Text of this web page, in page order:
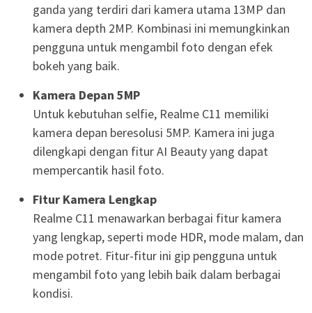
ganda yang terdiri dari kamera utama 13MP dan
kamera depth 2MP. Kombinasi ini memungkinkan
pengguna untuk mengambil foto dengan efek
bokeh yang baik.
Kamera Depan 5MP
Untuk kebutuhan selfie, Realme C11 memiliki
kamera depan beresolusi 5MP. Kamera ini juga
dilengkapi dengan fitur AI Beauty yang dapat
mempercantik hasil foto.
Fitur Kamera Lengkap
Realme C11 menawarkan berbagai fitur kamera
yang lengkap, seperti mode HDR, mode malam, dan
mode potret. Fitur-fitur ini gip pengguna untuk
mengambil foto yang lebih baik dalam berbagai
kondisi.